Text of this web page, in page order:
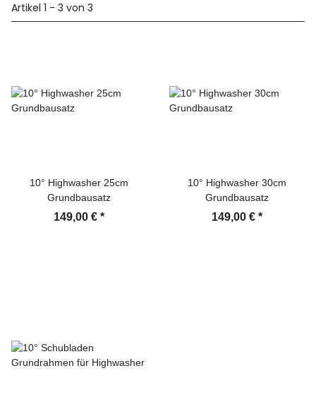
Artikel 1 - 3 von 3
10° Highwasher 25cm
Grundbausatz
149,00 € *
10° Highwasher 30cm
Grundbausatz
149,00 € *